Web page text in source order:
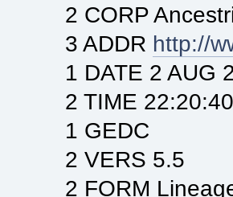
2 CORP
3 ADDR http://
1 DATE 2 AUG
2 TIME
1 GEDC
2 VERS 5.5
2 FORM